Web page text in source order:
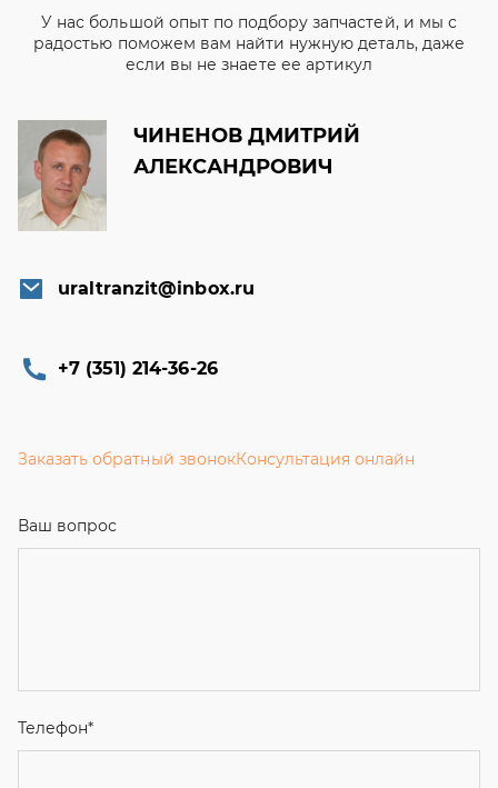
У нас большой опыт по подбору запчастей, и мы с
радостью поможем вам найти нужную деталь, даже
если вы не знаете ее артикул
ЧИНЕНОВ ДМИТРИЙ
АЛЕКСАНДРОВИЧ
uraltranzit@inbox.ru
+7 (351) 214-36-26
Заказать обратный звонокКонсультация онлайн
Ваш вопрос